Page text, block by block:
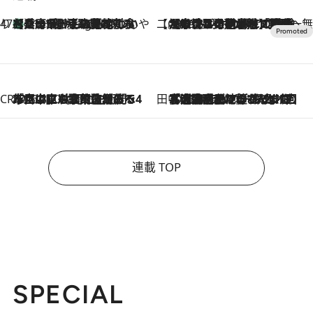
47都道府県の手みやげ ひんやりスイーツで夏を満喫
11 Hours Ago
【兵庫県】この夏絶対食べたい 冷やしておいしいおやつ3選 淡路島の恵みをジェラートに集約 【CREA×星野リゾート】唯一無二。癒しと発見が待つ場所へ
2026.8.7
【トンボの足水浴】ヒノキの香りに包まれて涼感マックス！約13℃の湧水かけ流しを避暑地「星野温泉 トンボの湯」で体験
CREA'S CHOICE
2026.8.7
「立川にも歌舞伎があるんだよ」 片岡仁左衛門・市川中車ら豪華座組みで4年目の立川立飛歌舞伎へ 田中稲の勝手に再ブーム
2026.8.7
「湘南乃風に憧れて」観客大盛上がりの“タオル回し”に、ラッパー顔負けの高速歌唱まで…さだまさし（74）のアグレッシブすぎる現在地
連載 TOP
SPECIAL